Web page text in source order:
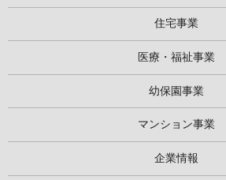
住宅事業
医療・福祉事業
幼保園事業
マンション事業
企業情報